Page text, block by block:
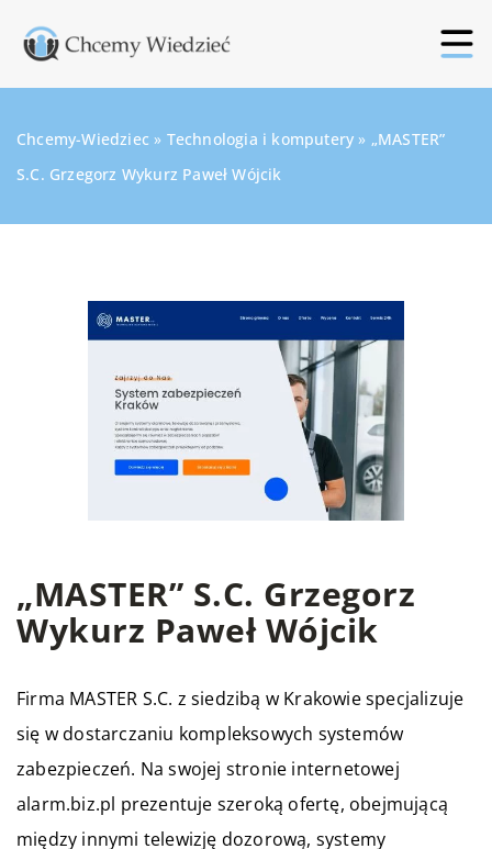
Chcemy-Wiedziec » Technologia i komputery » „MASTER”
S.C. Grzegorz Wykurz Paweł Wójcik
„MASTER” S.C. Grzegorz
Wykurz Paweł Wójcik
Firma MASTER S.C. z siedzibą w Krakowie specjalizuje
się w dostarczaniu kompleksowych systemów
zabezpieczeń. Na swojej stronie internetowej
alarm.biz.pl prezentuje szeroką ofertę, obejmującą
między innymi telewizję dozorową, systemy